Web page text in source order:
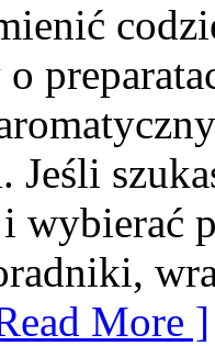
i wybierać
More ]